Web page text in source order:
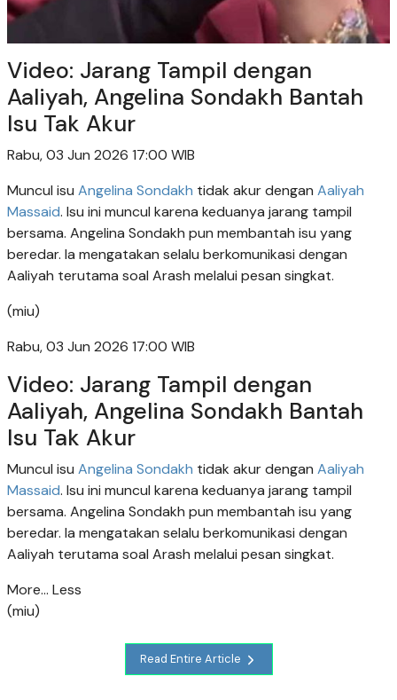
Video: Jarang Tampil dengan
Aaliyah, Angelina Sondakh Bantah
Isu Tak Akur
Rabu, 03 Jun 2026 17:00 WIB
Muncul isu Angelina Sondakh tidak akur dengan Aaliyah
Massaid. Isu ini muncul karena keduanya jarang tampil
bersama. Angelina Sondakh pun membantah isu yang
beredar. Ia mengatakan selalu berkomunikasi dengan
Aaliyah terutama soal Arash melalui pesan singkat.
(miu)
Rabu, 03 Jun 2026 17:00 WIB
Video: Jarang Tampil dengan
Aaliyah, Angelina Sondakh Bantah
Isu Tak Akur
Muncul isu Angelina Sondakh tidak akur dengan Aaliyah
Massaid. Isu ini muncul karena keduanya jarang tampil
bersama. Angelina Sondakh pun membantah isu yang
beredar. Ia mengatakan selalu berkomunikasi dengan
Aaliyah terutama soal Arash melalui pesan singkat.
More... Less
(miu)
Read Entire Article